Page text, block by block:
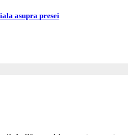
asupra presei